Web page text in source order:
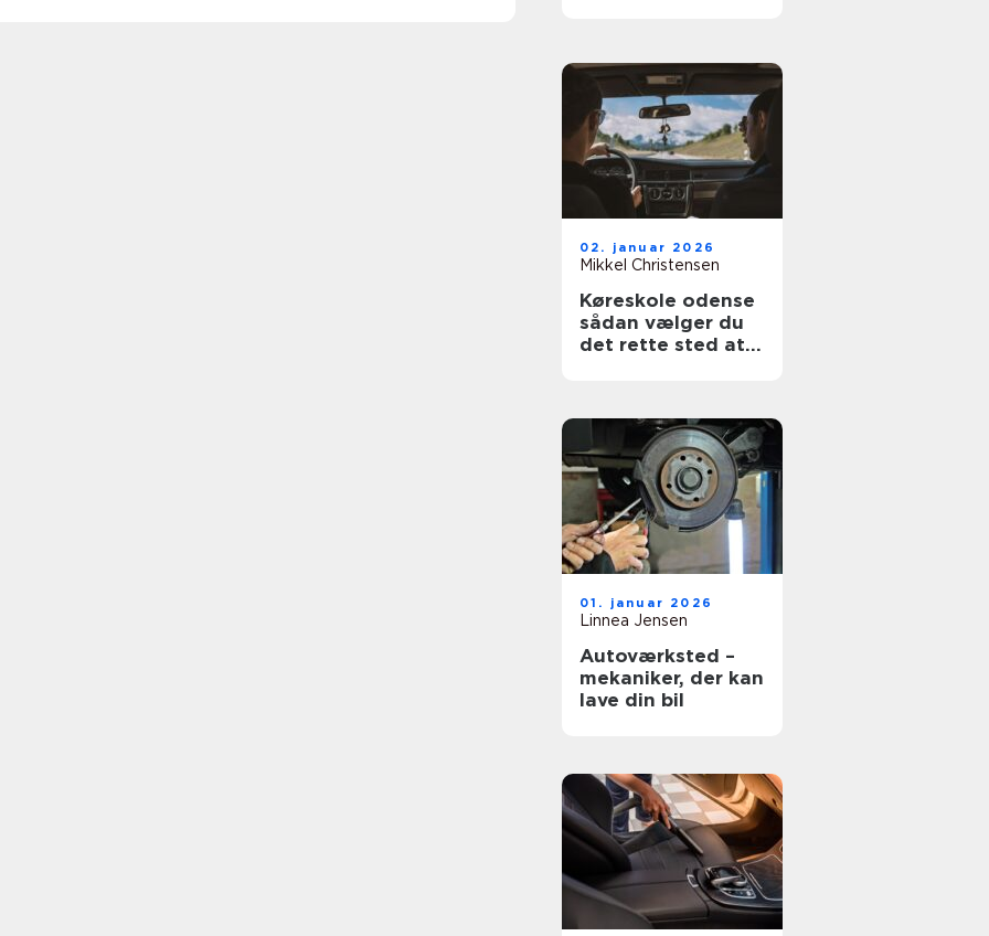
02. januar 2026
Mikkel Christensen
Køreskole odense
sådan vælger du
det rette sted at
01. januar 2026
Linnea Jensen
Autoværksted –
mekaniker, der kan
lave din bil